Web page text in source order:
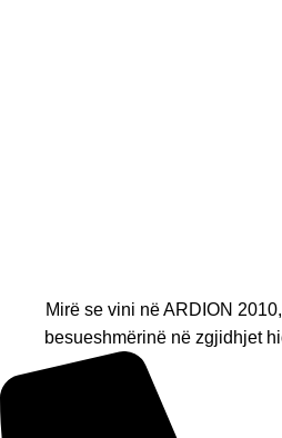
Mirë se vini në ARDION
besueshmërinë në zgjidhjet